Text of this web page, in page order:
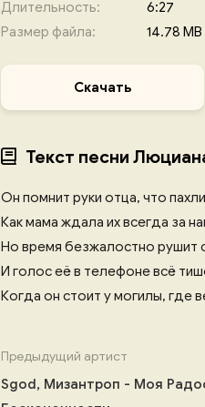
Длительность:
6:27
Размер файла:
14.78 MB
Скачать
Текст песни
Он помнит руки отца, что
Как мама ждала их всегда за
Но время безжалостно рушит
И голос её в телефоне всё
Когда он стоит у могилы, где
Предыдущий артист
Sgod, Мизантроп - Моя